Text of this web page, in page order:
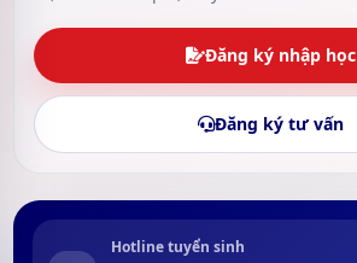
Đăng ký nhập học
Đăng ký tư vấn
Hotline tuyển sinh